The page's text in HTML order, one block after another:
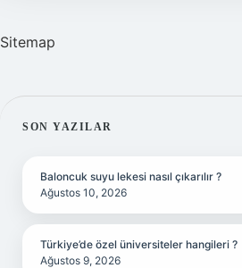
Sitemap
SIDEBAR
SON YAZILAR
Baloncuk suyu lekesi nasıl çıkarılır ?
Ağustos 10, 2026
Türkiye’de özel üniversiteler hangileri ?
Ağustos 9, 2026